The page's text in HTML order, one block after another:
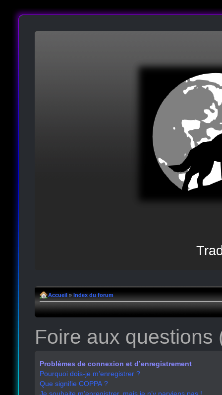
Accueil » Index du forum
Foire aux
Problèmes de connexion et d’enregistrement
Pourquoi dois-je m’enregistrer ?
Que signifie COPPA ?
Je souhaite m’enregistrer, mais je n’y parviens pas !